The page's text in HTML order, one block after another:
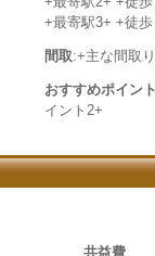
+最寄駅3+ +徒
間取:+主な間取
おすすめポイン
イント2+
共益費